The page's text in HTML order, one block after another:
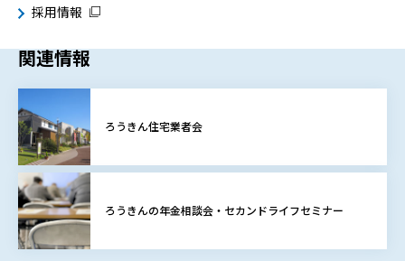
採用情報
関連情報
ろうきん住宅業者会
ろうきんの年金相談会・セカンドライフセミナー